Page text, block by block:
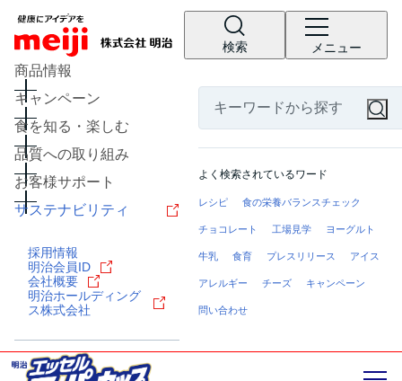
検索 メニュー
商品情報
キャンペーン
食を知る・楽しむ
品質への取り組み
お客様サポート
サステナビリティ
採用情報
明治会員ID
会社概要
明治ホールディング
ス株式会社
よく検索されているワード
レシピ 食の栄養バランスチェック
チョコレート 工場見学 ヨーグルト
牛乳 食育 プレスリリース アイス
アレルギー チーズ キャンペーン
問い合わせ